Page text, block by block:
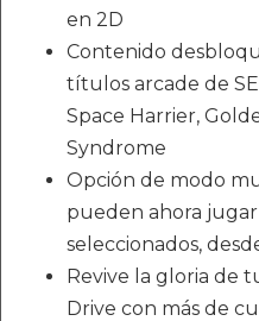
en 2D
Contenido
títulos arcade de
Space Harrier,
Syndrome
Opción de modo
pueden ahora
seleccionados,
Revive la gloria de
Drive con más de